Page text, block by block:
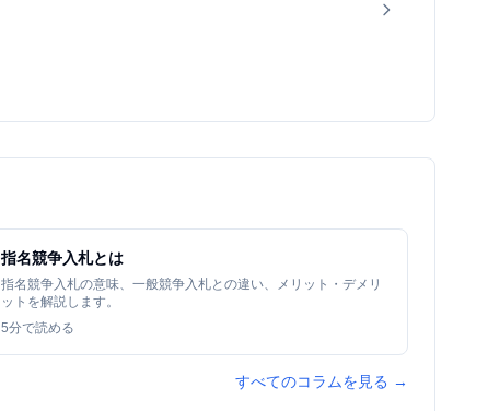
指名競争入札とは
指名競争入札の意味、一般競争入札との違い、メリット・デメリ
ットを解説します。
5分で読める
すべてのコラムを見る →